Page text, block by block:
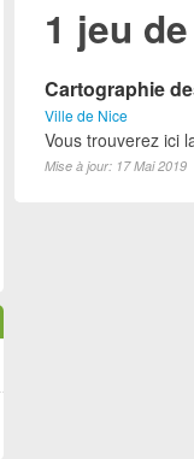
1 jeu
Cartographie
Ville de Nice
Vous trouverez ici
Mise à jour: 17 Mai 2019